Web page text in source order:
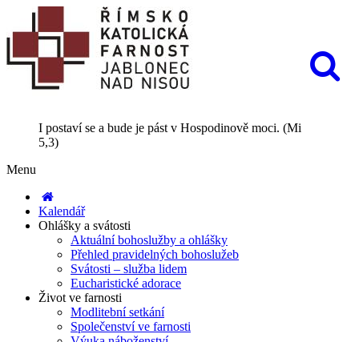
I postaví se a bude je pást v Hospodinově moci. (Mi
5,3)
Menu
Kalendář
Ohlášky a svátosti
Aktuální bohoslužby a ohlášky
Přehled pravidelných bohoslužeb
Svátosti – služba lidem
Eucharistické adorace
Život ve farnosti
Modlitební setkání
Společenství ve farnosti